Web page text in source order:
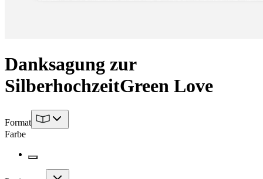
Danksagung zur
SilberhochzeitGreen Love
Format
Farbe